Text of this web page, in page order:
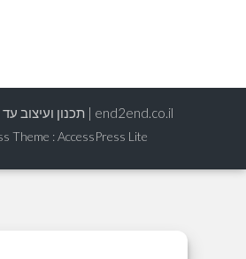
הגדרות
end2end.co.il | תכנון ועיצוב עד הפרט האחרון.
WordPress Theme: AccessPress Lite